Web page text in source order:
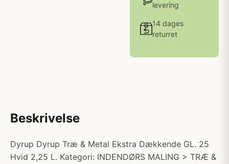
levering
14 dages
returret
Beskrivelse
Dyrup Dyrup Træ & Metal Ekstra Dækkende GL. 25
Hvid 2,25 L. Kategori: INDENDØRS MALING > TRÆ &